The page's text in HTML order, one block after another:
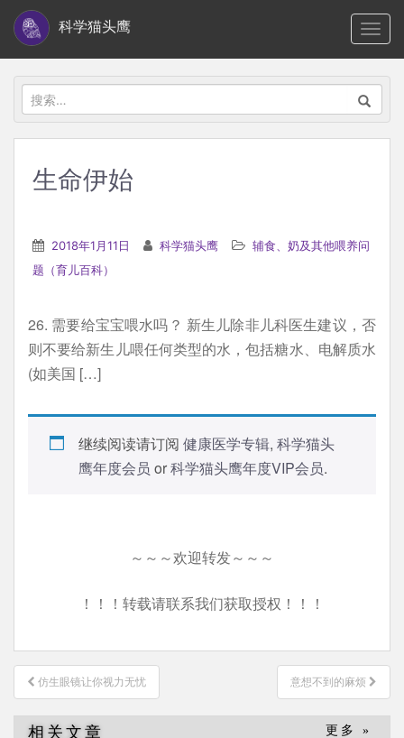
i
科学猫头鹰
搜
索：
生命伊始
2018年1月11日 科学猫头鹰
辅食、奶及其他喂养问
题（育儿百科）
26. 需要给宝宝喂水吗？ 新生儿除非儿科医生建议，否
则不要给新生儿喂任何类型的水，包括糖水、电解质水
(如美国 […]
继续阅读请订阅 健康医学专辑, 科学猫头
鹰年度会员 or科学猫头鹰年度VIP会员.
～～～欢迎转发～～～
！！！转载请联系我们获取授权！！！
文
章
导
仿生​眼镜让你视力无忧 意想不到的麻烦
相关文章 更多 »